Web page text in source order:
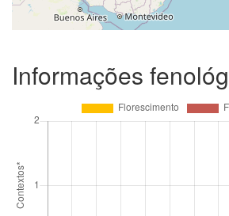
Informações